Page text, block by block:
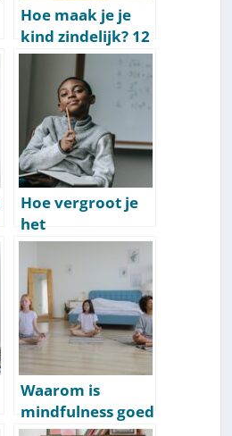
Hoe maak je je
kind zindelijk? 12
zindelijkheidstrai
ning-tips
Hoe vergroot je
het
zelfvertrouwen
van een kind? 15
tips & oefeningen
Waarom is
mindfulness goed